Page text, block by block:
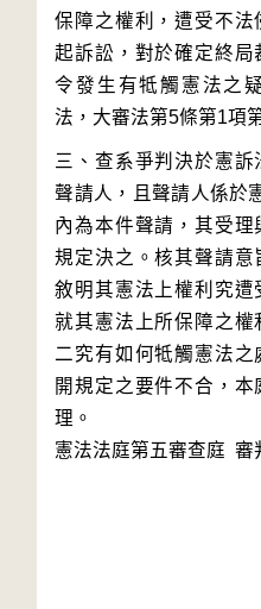
保障之權利，遭受不
起訴訟，對於確定終
令發生有牴觸憲法之
三、查系爭判決於憲
聲請人，且聲請人係於
內為本件聲請，其受
規定決之。核其聲請
敘明其憲法上權利究
就其憲法上所保障之
二究有如何牴觸憲法
開規定之要件不合，
理。
憲法法庭第五審查庭 審